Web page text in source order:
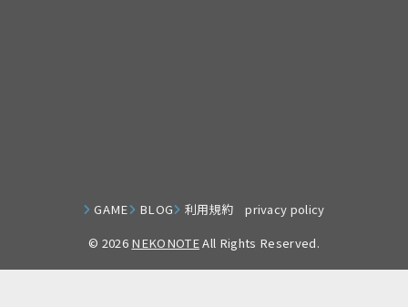
GAME BLOG
利用規約 privacy policy
© 2026 NEKONOTEAll Rights Reserved.